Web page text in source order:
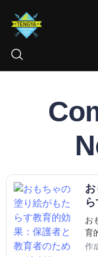
お
育
めのガ
作
ニュース
CONTACT